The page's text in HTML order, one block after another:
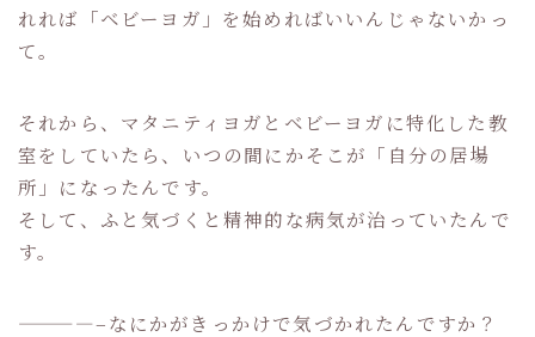
れれば「ベビーヨガ」を始めればいいんじゃないかっ
て。
それから、マタニティヨガとベビーヨガに特化した教
室をしていたら、いつの間にかそこが「自分の居場
所」になったんです。
そして、ふと気づくと精神的な病気が治っていたんで
す。
————–なにかがきっかけで気づかれたんですか？